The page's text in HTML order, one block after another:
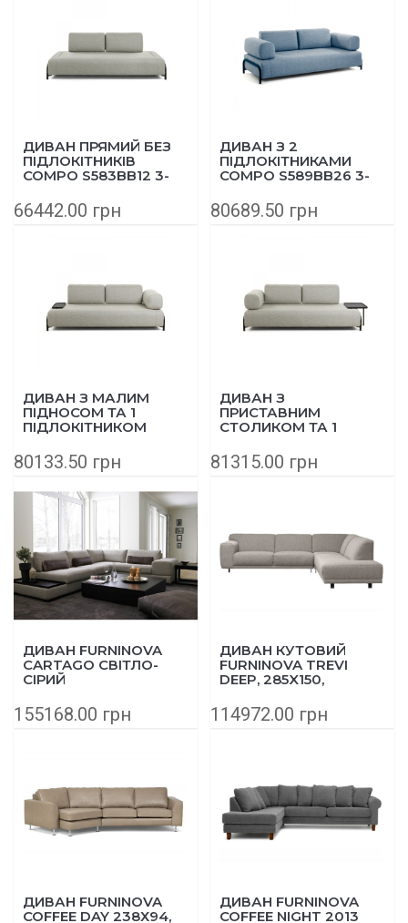
ДИВАН ПРЯМИЙ БЕЗ
ПІДЛОКІТНИКІВ
COMPO S583BB12 3-
БЕЖЕВИЙ
66442.00 грн
ДИВАН З 2
ПІДЛОКІТНИКАМИ
COMPO S589BB26 3-
80689.50 грн
ДИВАН З МАЛИМ
ПІДНОСОМ ТА 1
ПІДЛОКІТНИКОМ
МІСНИЙ 232 СМ
БЕЖЕВИЙ
80133.50 грн
ДИВАН З
ПРИСТАВНИМ
СТОЛИКОМ ТА 1
COMPO S587BB12 3-
МІСНИЙ 232 СМ
81315.00 грн
ДИВАН FURNINOVA
CARTAGO СВІТЛО-
СІРИЙ
155168.00 грн
ДИВАН КУТОВИЙ
FURNINOVA TREVI
DEEP, 285X150,
СІРИЙ
114972.00 грн
ДИВАН FURNINOVA
COFFEE DAY 238Х94,
ДИВАН FURNINOVA
COFFEE NIGHT 2013